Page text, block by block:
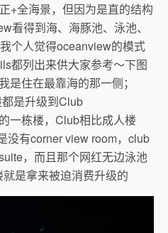
+全海景，但因为是直的结构
看得到海、海豚池、泳池、
个人觉得oceanview的模式
都列出来供大家参考～下图
是住在最靠海的那一侧；
是升级到Club
一栋楼，Club相比成人楼
没有corner view room，club
，而且那个网红无边泳池
是拿来被迫消费升级的